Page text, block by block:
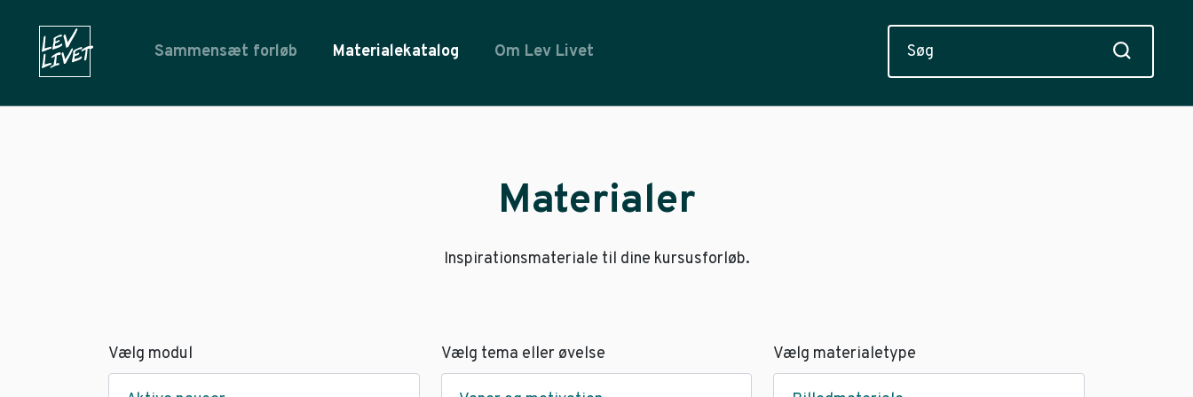
Sammensæt forløb Materialekatalog Om Lev Livet
Materialer
Inspirationsmateriale til dine kursusforløb.
Vælg modul Vælg tema eller øvelse Vælg materialetype